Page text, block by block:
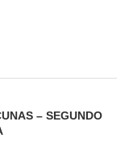
– SEGUNDO